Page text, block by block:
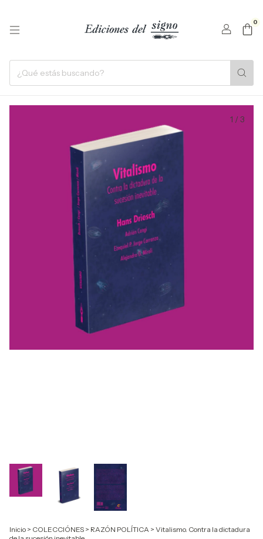
0
1 / 3
Inicio > COLECCIÓNES > RAZÓN POLÍTICA > Vitalismo. Contra la dictadura